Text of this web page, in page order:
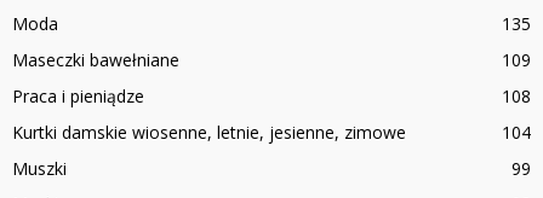
Moda
135
Maseczki bawełniane
109
Praca i pieniądze
108
Kurtki damskie wiosenne, letnie, jesienne, zimowe
104
Muszki
99